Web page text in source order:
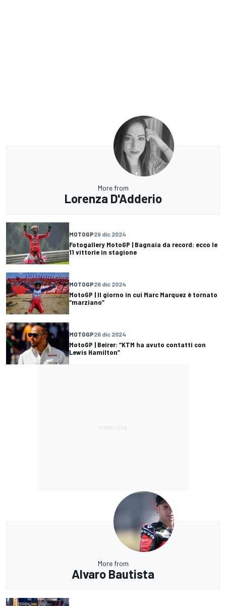
More from
Lorenza D'Adderio
MOTOGP29 dic 2024
Fotogallery MotoGP | Bagnaia da record: ecco le
11 vittorie in stagione
MOTOGP26 dic 2024
MotoGP | Il giorno in cui Marc Marquez è tornato
“marziano”
MOTOGP26 dic 2024
MotoGP | Beirer: “KTM ha avuto contatti con
Lewis Hamilton”
More from
Alvaro Bautista